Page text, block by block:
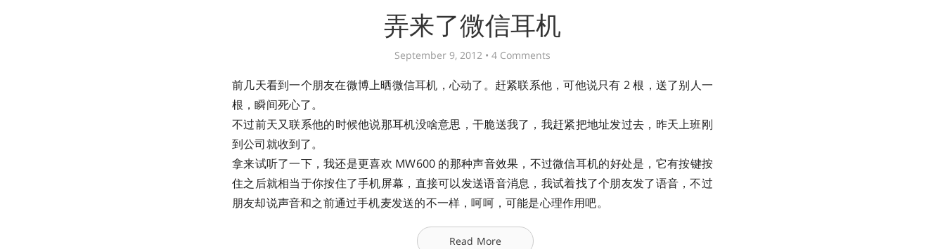
弄来了微信耳机
September 9, 2012 • 4 Comments
前几天看到一个朋友在微博上晒微信耳机，心动了。赶紧联系他，可他说只有 2 根，送了别人一
根，瞬间死心了。
不过前天又联系他的时候他说那耳机没啥意思，干脆送我了，我赶紧把地址发过去，昨天上班刚
到公司就收到了。
拿来试听了一下，我还是更喜欢 MW600 的那种声音效果，不过微信耳机的好处是，它有按键按
住之后就相当于你按住了手机屏幕，直接可以发送语音消息，我试着找了个朋友发了语音，不过
朋友却说声音和之前通过手机麦发送的不一样，呵呵，可能是心理作用吧。
Read More